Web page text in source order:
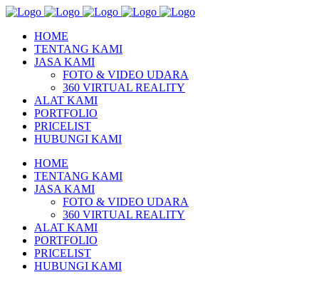
HOME
TENTANG KAMI
JASA KAMI
FOTO & VIDEO UDARA
360 VIRTUAL REALITY
ALAT KAMI
PORTFOLIO
PRICELIST
HUBUNGI KAMI
HOME
TENTANG KAMI
JASA KAMI
FOTO & VIDEO UDARA
360 VIRTUAL REALITY
ALAT KAMI
PORTFOLIO
PRICELIST
HUBUNGI KAMI